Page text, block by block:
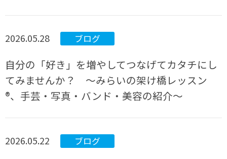
2026.05.28 ブログ
自分の「好き」を増やしてつなげてカタチにし
てみませんか？ ～みらいの架け橋レッスン
®、手芸・写真・バンド・美容の紹介～
2026.05.22 ブログ